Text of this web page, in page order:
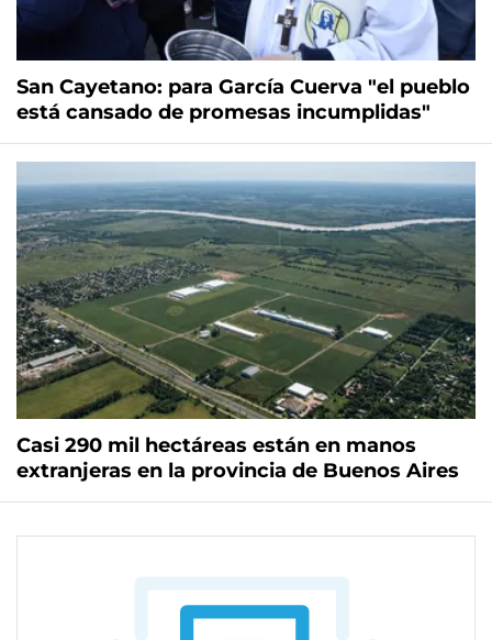
San Cayetano: para García Cuerva "el pueblo
está cansado de promesas incumplidas"
Casi 290 mil hectáreas están en manos
extranjeras en la provincia de Buenos Aires